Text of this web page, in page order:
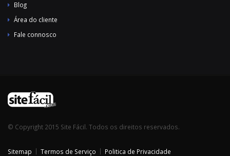
Blog
Área do cliente
Fale connosco
© Copyright 2015 Site Fácil. Todos os direitos reservados.
Sitemap Termos de Serviço Politica de Privacidade